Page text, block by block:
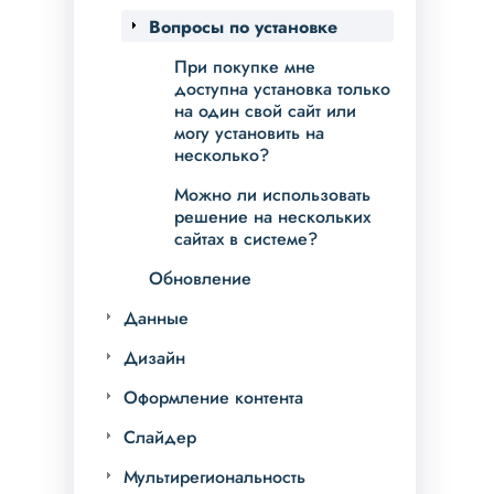
Вопросы по установке
При покупке мне
доступна установка только
на один свой сайт или
могу установить на
несколько?
Можно ли использовать
решение на нескольких
сайтах в системе?
Обновление
Данные
Дизайн
Оформление контента
Слайдер
Мультирегиональность